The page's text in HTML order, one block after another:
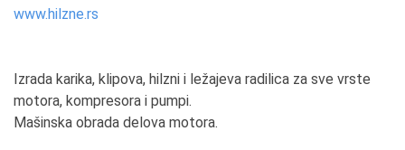
www.hilzne.rs
Izrada karika, klipova, hilzni i ležajeva radilica za sve vrste
motora, kompresora i pumpi.
Mašinska obrada delova motora.